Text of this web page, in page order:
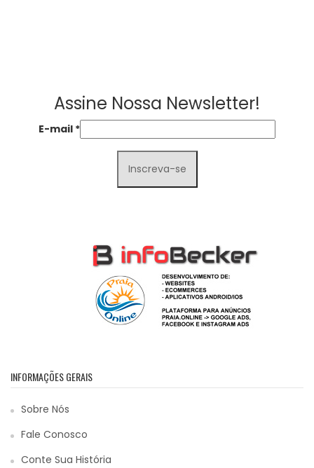
Assine Nossa Newsletter!
E-mail *
INFORMAÇÕES GERAIS
Sobre Nós
Fale Conosco
Conte Sua História